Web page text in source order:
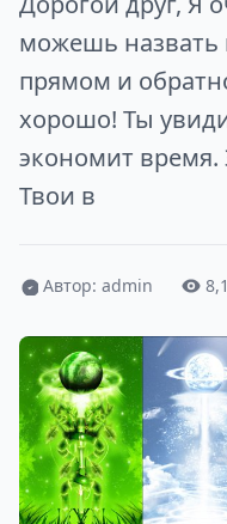
можешь назвать
прямом и
хорошо! Ты
экономит время.
Твои в
Автор: admin